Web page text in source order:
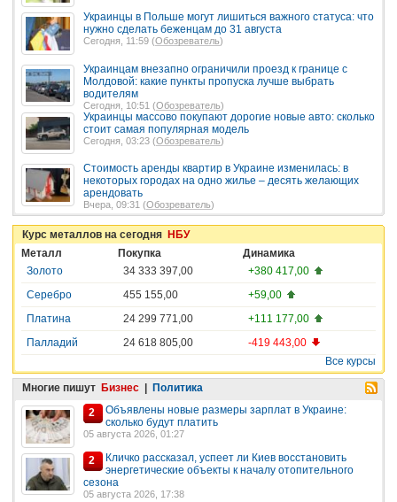
Украинцы в Польше могут лишиться важного статуса: что
нужно сделать беженцам до 31 августа
Сегодня, 11:59 (Обозреватель)
Украинцам внезапно ограничили проезд к границе с
Молдовой: какие пункты пропуска лучше выбрать
водителям
Сегодня, 10:51 (Обозреватель)
Украинцы массово покупают дорогие новые авто: сколько
стоит самая популярная модель
Сегодня, 03:23 (Обозреватель)
Стоимость аренды квартир в Украине изменилась: в
некоторых городах на одно жилье – десять желающих
арендовать
Вчера, 09:31 (Обозреватель)
Курс металлов на сегодня НБУ
Металл
Покупка
Динамика
Золото
34 333 397,00
+380 417,00
Серебро
455 155,00
+59,00
Платина
24 299 771,00
+111 177,00
Палладий
24 618 805,00
-419 443,00
Все курсы
Многие пишут Бизнес
Политика
2
Объявлены новые размеры зарплат в Украине:
сколько будут платить
05 августа 2026, 01:27
2
Кличко рассказал, успеет ли Киев восстановить
энергетические объекты к началу отопительного
сезона
05 августа 2026, 17:38